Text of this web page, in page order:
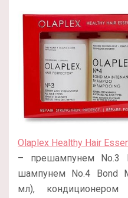
Olaplex Healthy Hair
– прешампунем No.3
шампунем No.4 Bond
мл), кондиционером